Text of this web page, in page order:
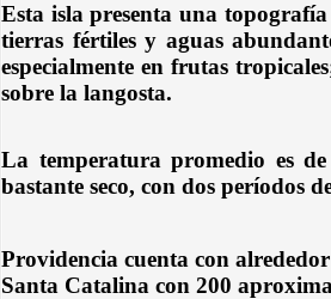
Esta isla presenta una
tierras fértiles y aguas
especialmente en frutas
sobre la langosta.
La temperatura promedio es
bastante seco, con dos períodos
Providencia cuenta con
Santa Catalina con 200